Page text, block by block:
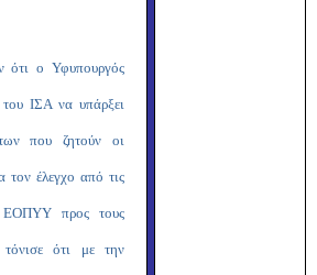
ότι ο Υφυπουργός
ΙΣΑ να υπάρξει
που ζητούν οι
τον έλεγχο από τις
ΕΟΠΥΥ προς τους
ότι με την